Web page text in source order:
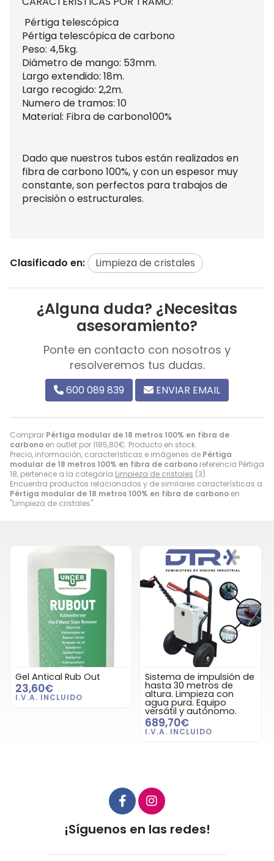
Comprar Pértiga modular de 18 metros 100% en fibra de
carbono en outlet por1185,80€. Producto en stock.
Precio, información, características e imágenes de Pértiga
modular de 18 metros 100% en fibra de carbono referencia Pértiga
18, pertenece a la categoría Limpieza de cristales (3).
Encuentra productos relacionados y de similares características a
Pértiga modular de 18 metros 100% en fibra de carbono en
"Limpieza de cristales".
Pértiga telescópica
Pértiga telescópica de carbono
Peso: 4,5kg.
Diámetro de mango: 53mm.
Largo extendido: 18m.
Largo recogido: 2,2m.
Numero de tramos: 10
Material: Fibra de carbono100%
Dado que nuestros tubos están realizados en
fibra de carbono 100%, y con un espesor muy
constante, son perfectos para trabajos de
precisión o estructurales.
Clasificado en: Limpieza de cristales
¿Alguna duda? ¿Necesitas
asesoramiento?
Ponte en contacto con nosotros y
resolveremos tus dudas.
600 089 839 ENVIAR EMAIL
Gel Antical Rub Out
23,60€
Sistema de impulsión de
hasta 30 metros de
altura. Limpieza con
agua pura. Equipo
versátil y autónomo.
689,70€
¡Síguenos en las redes!